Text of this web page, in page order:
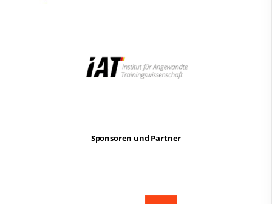
Sponsoren und Partner